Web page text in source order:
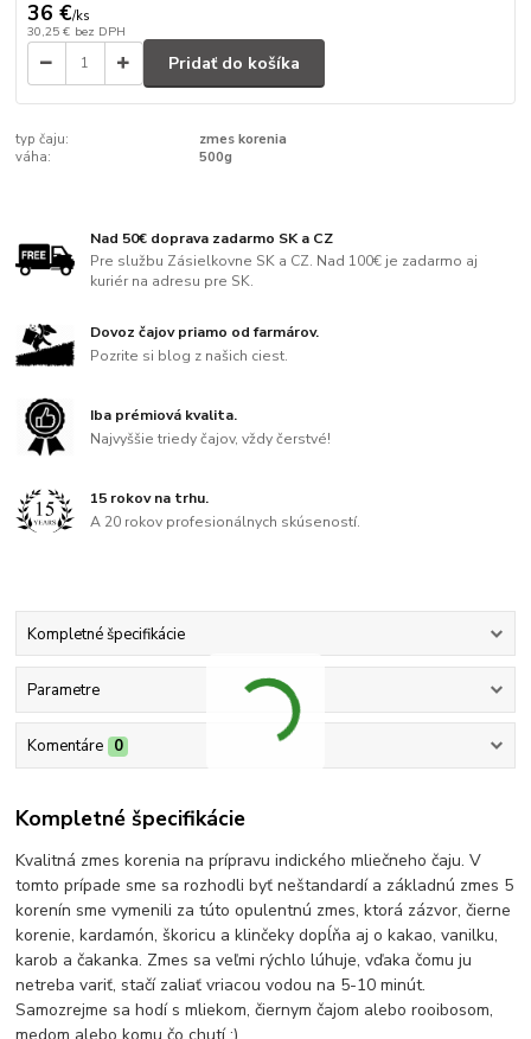
36 €/ks
30,25 € bez DPH
Pridať do košíka
typ čaju:
zmes korenia
váha:
500g
Nad 50€ doprava zadarmo SK a CZ
Pre službu Zásielkovne SK a CZ. Nad 100€ je zadarmo aj
kuriér na adresu pre SK.
Dovoz čajov priamo od farmárov.
Pozrite si blog z našich ciest.
Iba prémiová kvalita.
Najvyššie triedy čajov, vždy čerstvé!
15 rokov na trhu.
A 20 rokov profesionálnych skúseností.
Kompletné špecifikácie
Parametre
Komentáre 0
Kompletné špecifikácie
Kvalitná zmes korenia na prípravu indického mliečneho čaju. V
tomto prípade sme sa rozhodli byť neštandardí a základnú zmes 5
korenín sme vymenili za túto opulentnú zmes, ktorá zázvor, čierne
korenie, kardamón, škoricu a klinčeky dopĺňa aj o kakao, vanilku,
karob a čakanka. Zmes sa veľmi rýchlo lúhuje, vďaka čomu ju
netreba variť, stačí zaliať vriacou vodou na 5-10 minút.
Samozrejme sa hodí s mliekom, čiernym čajom alebo rooibosom,
medom alebo komu čo chutí :)